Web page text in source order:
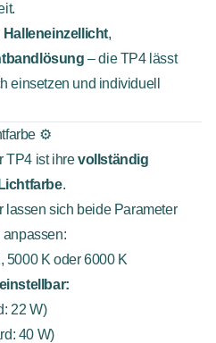
Halleneinzellicht,
– die TP4 lässt
einsetzen und individuell
⚙️
TP4 ist ihrevollständig
.
lassen sich beide Parameter
anpassen:
5000 K oder 6000 K
22 W)
40 W)